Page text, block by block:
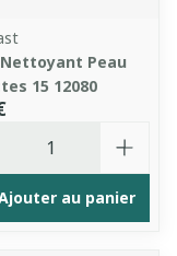
Peau
15 12080
au panier